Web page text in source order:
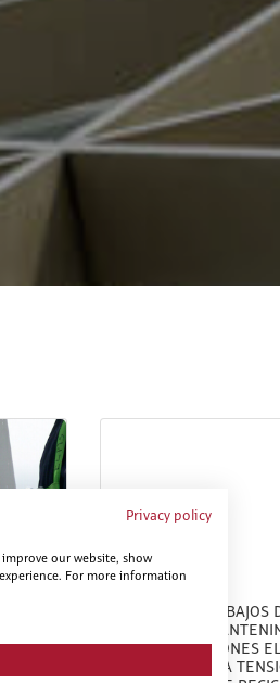
PRL PARA TRABAJOS
MONTAJE Y
DE INSTALACIONES
DE ALTA Y BAJA
Privacy policy
our website, show
For more information